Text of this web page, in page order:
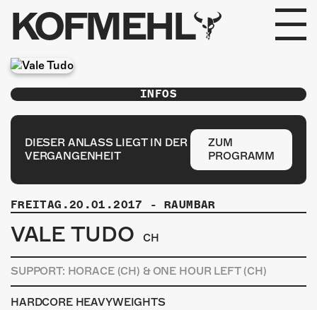
KOFMEHL
PROGRAMM
FABRIKGEFLÜSTER
GALERIE
FOTOGALERIE
PHOTOMAT
INFOS
KONTAKT
INFOS
DIESER ANLASS LIEGT IN DER
VERGANGENHEIT
ZUM
PROGRAMM
FREITAG.20.01.2017 - RAUMBAR
VALE TUDO CH
SUPPORT: HORACE (CH) & ONE HOUR LEFT (CH)
HARDCORE HEAVYWEIGHTS